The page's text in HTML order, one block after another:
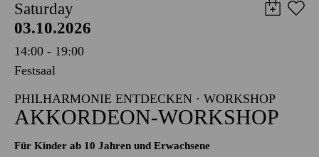
Saturday
03.10.2026
14:00 - 19:00
Festsaal
PHILHARMONIE ENTDECKEN · WORKSHOP
AKKORDEON-WORKSHOP
Für Kinder ab 10 Jahren und Erwachsene